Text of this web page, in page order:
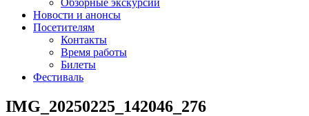
Новости и анонсы
Посетителям
Контакты
Время работы
Билеты
Фестиваль
IMG_20250225_142046_276